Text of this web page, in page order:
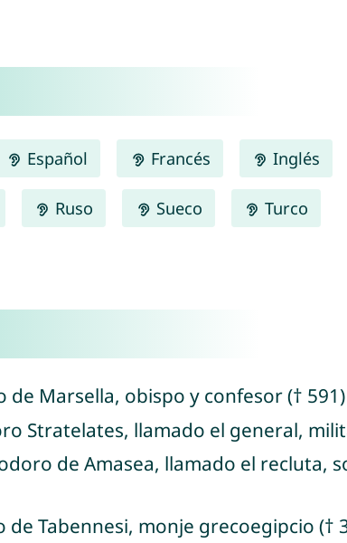
Español Francés Inglés
Ruso Sueco Turco
de Marsella, obispo y confesor († 591)
Stratelates, llamado el general,
de Amasea, llamado el recluta,
de Tabennesi, monje grecoegipcio (†